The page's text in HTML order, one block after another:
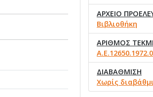
ΑΡΧΕΙΟ
Βιβλιοθήκη
ΑΡΙΘΜΟΣ
ΔΙΑΒΑΘΜΙΣΗ
Χωρίς